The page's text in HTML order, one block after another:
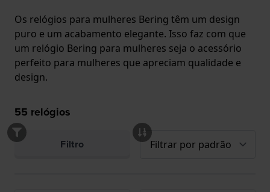
Os relógios para mulheres Bering têm um design
puro e um acabamento elegante. Isso faz com que
um relógio Bering para mulheres seja o acessório
perfeito para mulheres que apreciam qualidade e
design.
55 relógios
Filtro